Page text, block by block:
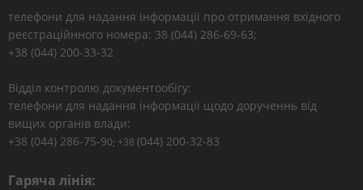
телефони для надання інформації про отримання вхідного
реєстраційнного номера: 38 (044) 286-69-63;
+38 (044) 200-33-32
Відділ контролю документообігу:
телефони для надання інформації щодо дорученнь від
вищих органів влади:
+38 (044) 286-75-90; +38 (044) 200-32-83
Гаряча лінія: